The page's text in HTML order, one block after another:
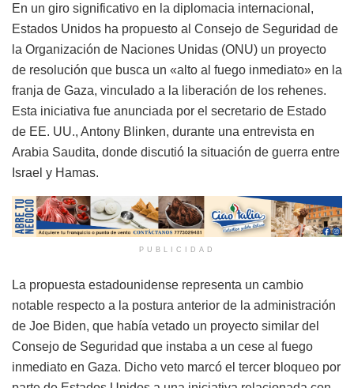
En un giro significativo en la diplomacia internacional,
Estados Unidos ha propuesto al Consejo de Seguridad de
la Organización de Naciones Unidas (ONU) un proyecto
de resolución que busca un «alto al fuego inmediato» en la
franja de Gaza, vinculado a la liberación de los rehenes.
Esta iniciativa fue anunciada por el secretario de Estado
de EE. UU., Antony Blinken, durante una entrevista en
Arabia Saudita, donde discutió la situación de guerra entre
Israel y Hamas.
PUBLICIDAD
La propuesta estadounidense representa un cambio
notable respecto a la postura anterior de la administración
de Joe Biden, que había vetado un proyecto similar del
Consejo de Seguridad que instaba a un cese al fuego
inmediato en Gaza. Dicho veto marcó el tercer bloqueo por